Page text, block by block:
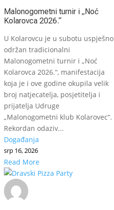
Malonogometni turnir i „Noć
Kolarovca 2026.“
U Kolarovcu je u subotu uspješno
održan tradicionalni
Malonogometni turnir i „Noć
Kolarovca 2026.“, manifestacija
koja je i ove godine okupila velik
broj natjecatelja, posjetitelja i
prijatelja Udruge
„Malonogometni klub Kolarovec“.
Rekordan odaziv...
Događanja
srp 16, 2026
Read More